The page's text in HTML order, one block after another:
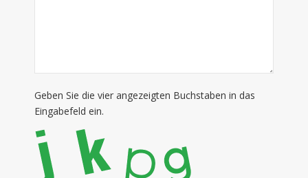
Geben Sie die vier angezeigten Buchstaben in das
Eingabefeld ein.